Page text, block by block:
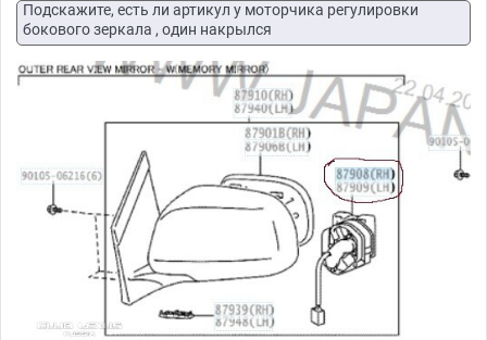
Подскажите, есть ли артикул у моторчика регулировки
бокового зеркала , один накрылся